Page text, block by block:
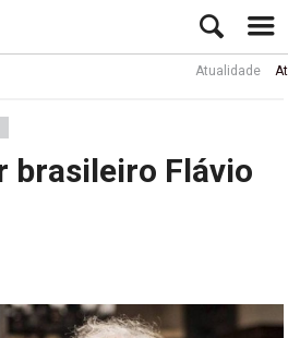
Atualidade Ator
brasileiro Flávio